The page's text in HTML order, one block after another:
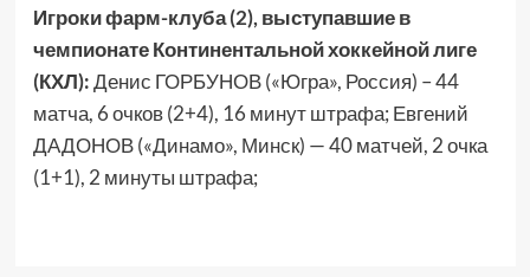
Игроки фарм-клуба (2), выступавшие в
чемпионате Континентальной хоккейной лиге
(КХЛ):Денис ГОРБУНОВ («Югра», Россия) – 44
матча, 6 очков (2+4), 16 минут штрафа; Евгений
ДАДОНОВ («Динамо», Минск) — 40 матчей, 2 очка
(1+1), 2 минуты штрафа;